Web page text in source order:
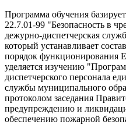
Программа обучения
22.7.01-99 "Безопасность в
дежурно-диспетчерская
который устанавливает
порядок функционирования
уделяется изучению
диспетчерского персонала
службы муниципального
протоколом заседания
предупреждению и
обеспечению пожарной